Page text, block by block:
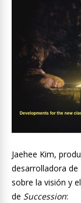
Jaehee Kim,
desarrolladora de
sobre la visión y
de Succession: